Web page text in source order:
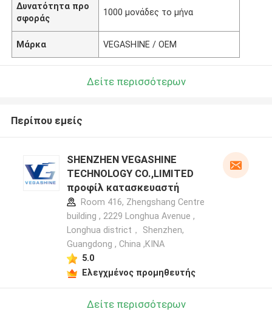
Δυνατότητα προ
σφοράς
1000 μονάδες το μήνα
Μάρκα VEGASHINE / OEM
Δείτε περισσότερων
Περίπου εμείς
SHENZHEN VEGASHINE
TECHNOLOGY CO.,LIMITED
προφίλ κατασκευαστή
Room 416, Zhengshang Centre
building , 2229 Longhua Avenue ,
Longhua district， Shenzhen,
Guangdong , China ,ΚΙΝΑ
5.0
Ελεγχμένος προμηθευτής
Δείτε περισσότερων